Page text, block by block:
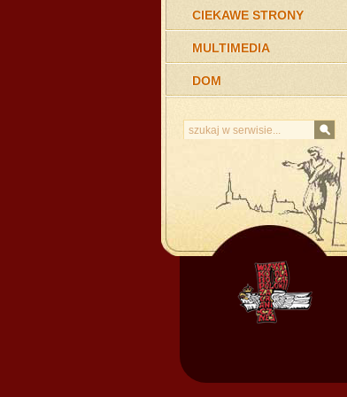
CIEKAWE STRONY
MULTIMEDIA
DOM